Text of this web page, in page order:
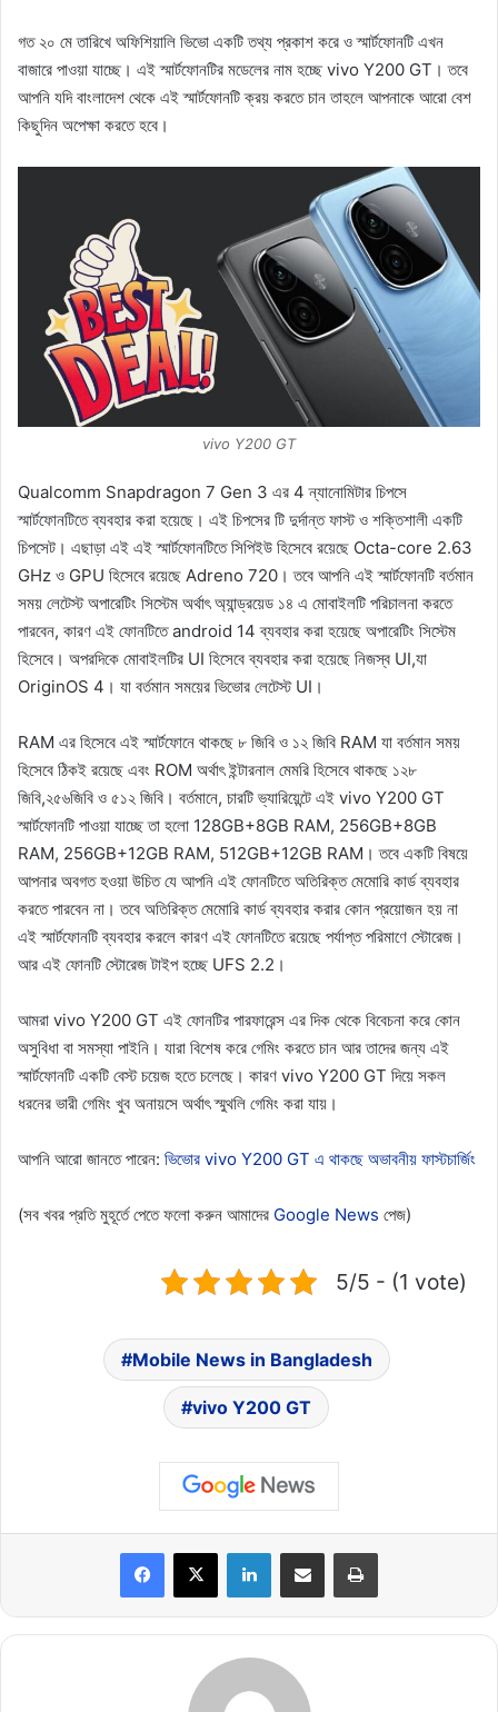
গত ২০ মে তারিখে অফিশিয়ালি ভিভো একটি তথ্য প্রকাশ করে ও স্মার্টফোনটি এখন
বাজারে পাওয়া যাচ্ছে। এই স্মার্টফোনটির মডেলের নাম হচ্ছে vivo Y200 GT। তবে
আপনি যদি বাংলাদেশ থেকে এই স্মার্টফোনটি ক্রয় করতে চান তাহলে আপনাকে আরো বেশ
কিছুদিন অপেক্ষা করতে হবে।
vivo Y200 GT
Qualcomm Snapdragon 7 Gen 3 এর 4 ন্যানোমিটার চিপসে
স্মার্টফোনটিতে ব্যবহার করা হয়েছে। এই চিপসের টি দুর্দান্ত ফাস্ট ও শক্তিশালী একটি
চিপসেট। এছাড়া এই এই স্মার্টফোনটিতে সিপিইউ হিসেবে রয়েছে Octa-core 2.63
GHz ও GPU হিসেবে রয়েছে Adreno 720। তবে আপনি এই স্মার্টফোনটি বর্তমান
সময় লেটেস্ট অপারেটিং সিস্টেম অর্থাৎ অ্যান্ড্রয়েড ১৪ এ মোবাইলটি পরিচালনা করতে
পারবেন, কারণ এই ফোনটিতে android 14 ব্যবহার করা হয়েছে অপারেটিং সিস্টেম
হিসেবে। অপরদিকে মোবাইলটির UI হিসেবে ব্যবহার করা হয়েছে নিজস্ব UI,যা
OriginOS 4। যা বর্তমান সময়ের ভিভোর লেটেস্ট UI।
RAM এর হিসেবে এই স্মার্টফোনে থাকছে ৮ জিবি ও ১২ জিবি RAM যা বর্তমান সময়
হিসেবে ঠিকই রয়েছে এবং ROM অর্থাৎ ইন্টারনাল মেমরি হিসেবে থাকছে ১২৮
জিবি,২৫৬জিবি ও ৫১২ জিবি। বর্তমানে, চারটি ভ্যারিয়েন্টে এই vivo Y200 GT
স্মার্টফোনটি পাওয়া যাচ্ছে তা হলো 128GB+8GB RAM, 256GB+8GB
RAM, 256GB+12GB RAM, 512GB+12GB RAM। তবে একটি বিষয়ে
আপনার অবগত হওয়া উচিত যে আপনি এই ফোনটিতে অতিরিক্ত মেমোরি কার্ড ব্যবহার
করতে পারবেন না। তবে অতিরিক্ত মেমোরি কার্ড ব্যবহার করার কোন প্রয়োজন হয় না
এই স্মার্টফোনটি ব্যবহার করলে কারণ এই ফোনটিতে রয়েছে পর্যাপ্ত পরিমাণে স্টোরেজ।
আর এই ফোনটি স্টোরেজ টাইপ হচ্ছে UFS 2.2।
আমরা vivo Y200 GT এই ফোনটির পারফারেন্স এর দিক থেকে বিবেচনা করে কোন
অসুবিধা বা সমস্যা পাইনি। যারা বিশেষ করে গেমিং করতে চান আর তাদের জন্য এই
স্মার্টফোনটি একটি বেস্ট চয়েজ হতে চলেছে। কারণ vivo Y200 GT দিয়ে সকল
ধরনের ভারী গেমিং খুব অনায়সে অর্থাৎ স্মুথলি গেমিং করা যায়।
আপনি আরো জানতে পারেন: ভিভোর vivo Y200 GT এ থাকছে অভাবনীয় ফাস্টচার্জিং
(সব খবর প্রতি মুহূর্তে পেতে ফলো করুন আমাদের Google News পেজ)
5/5 - (1 vote)
Mobile News in Bangladesh
vivo Y200 GT